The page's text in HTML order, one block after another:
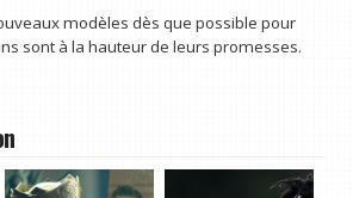
modèles dès que possible pour
sont à la hauteur de leurs promesses.